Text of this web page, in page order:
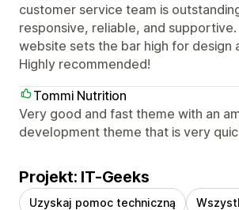
customer service team is
responsive, reliable, and
website sets the bar high for design
Highly recommended!
Tommi Nutrition
Very good and fast theme with an
development theme that is very
Projekt: IT-Geeks
Uzyskaj pomoc techniczną